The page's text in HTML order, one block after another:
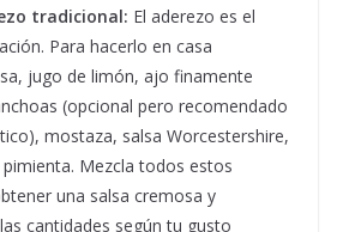
tradicional: El aderezo es el
Para hacerlo en casa
jugo de limón, ajo finamente
(opcional pero recomendado
mostaza, salsa Worcestershire,
Mezcla todos estos
una salsa cremosa y
cantidades según tu gusto